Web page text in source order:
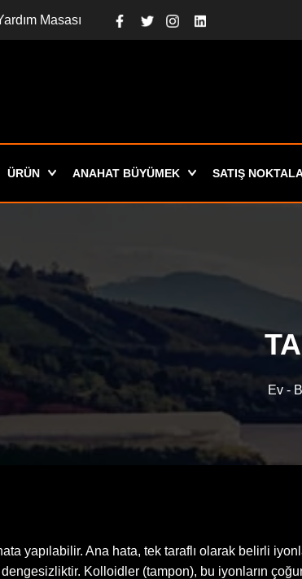
Masası
ÜRÜN ANAHAT BÜYÜMEK SATIŞ
Ev -
yapılabilir. Ana hata, tek taraflı olarak belirli
dengesizliktir. Kolloidler (tampon), bu iyonların